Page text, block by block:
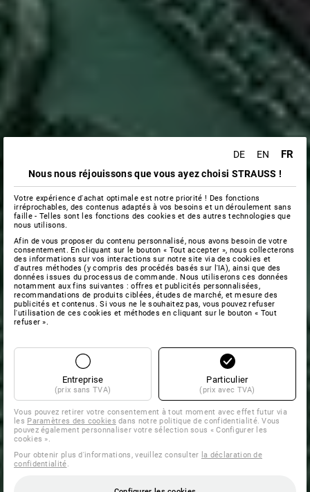
DE EN FR
Nous nous réjouissons que vous ayez choisi STRAUSS !
Votre expérience d'achat optimale est notre priorité ! Des fonctions
irréprochables, des contenus adaptés à vos besoins et un déroulement sans
faille - Telles sont les fonctions des cookies et des autres technologies que
nous utilisons.
Afin de vous proposer du contenu personnalisé, nous avons besoin de votre
consentement. En cliquant sur le bouton « Tout accepter », nous collecterons
des informations sur vos interactions sur notre site via des cookies et
d'autres méthodes (y compris des procédés basés sur l'IA), ainsi que des
données issues du processus de commande. Nous utiliserons ces données
notamment aux fins suivantes : offres et publicités personnalisées,
recommandations de produits ciblées, études de marché, et mesure des
publicités et contenus. Si vous ne le souhaitez pas, vous pouvez refuser
l'utilisation de ces cookies et méthodes en cliquant sur le bouton « Tout
refuser ».
Entreprise
(prix sans TVA)
Particulier
(prix avec TVA)
Vous pouvez retirer votre consentement à tout moment avec effet futur via
les Paramètres des cookies dans notre politique de confidentialité. Vous
pouvez également personnaliser votre sélection sous « Configurer les
cookies ».
Pour obtenir plus d'informations, veuillez consulter la déclaration de
confidentialité